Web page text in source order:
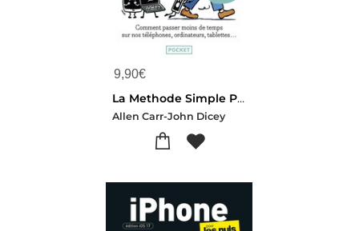
9,90€
La Methode Simple Pour Se Liberer Des Ecrans
Allen Carr-John Dicey